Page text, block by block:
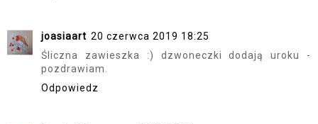
joasiaart 20 czerwca 2019 18:25
Śliczna zawieszka :) dzwoneczki dodają uroku -
pozdrawiam.
Odpowiedz